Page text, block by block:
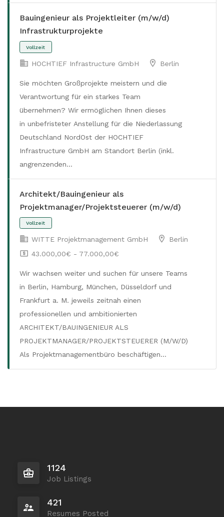
Bauingenieur als Projektleiter (m/w/d)
Infrastrukturprojekte
Vollzeit
HOCHTIEF Infrastructure GmbH Berlin
Sie möchten Großprojekte meistern und die
Verantwortung für ein starkes Team
übernehmen? Wir ermöglichen Ihnen dieses
in unbefristeter Anstellung für die Niederlassung
Deutschland NordOst der HOCHTIEF
Infrastructure GmbH am Standort Berlin (inkl.
angrenzenden…
Architekt/Bauingenieur als
Projektmanager/Projektsteuerer (m/w/d)
Vollzeit
WITTE Projektmanagement GmbH
Berlin
43.000,00€ - 77.000,00€
Wir wachsen weiter und suchen für unsere Teams
in Berlin, Hamburg, München, Düsseldorf und
Frankfurt a. M. jeweils zeitnah einen
professionellen und ambitionierten
ARCHITEKT/BAUINGENIEUR ALS
PROJEKTMANAGER/PROJEKTSTEUERER (M/W/D)
Als Projektmanagementbüro beschäftigen…
1124
Job Listings
421
Resumes Posted